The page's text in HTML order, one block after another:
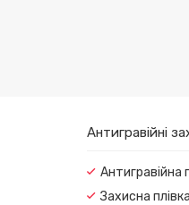
Антигравійні
Антигравійна
Захисна